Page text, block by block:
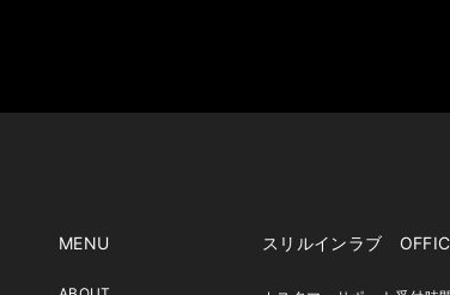
スリルインラブ
MENU